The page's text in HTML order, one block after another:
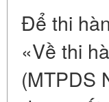
Để thi
«Về thi
(MTPDS